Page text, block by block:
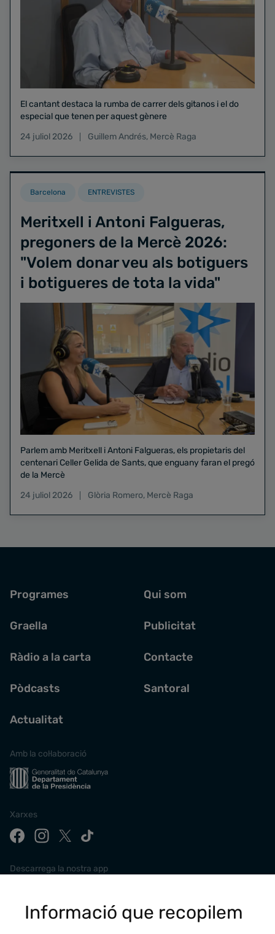
El cantant destaca la rumba de carrer dels gitanos i el do
especial que tenen per aquest gènere
24 juliol 2026
Guillem Andrés, Mercè Raga
Barcelona ENTREVISTES
Meritxell i Antoni Falgueras,
pregoners de la Mercè 2026:
"Volem donar veu als botiguers
i botigueres de tota la vida"
Parlem amb Meritxell i Antoni Falgueras, els propietaris del
centenari Celler Gelida de Sants, que enguany faran el pregó
de la Mercè
24 juliol 2026
Glòria Romero, Mercè Raga
Programes
Graella
Ràdio a la carta
Pòdcasts
Actualitat
Qui som
Publicitat
Contacte
Santoral
Amb la col·laboració
Xarxes
Descarrega la nostra app
Informació que recopilem